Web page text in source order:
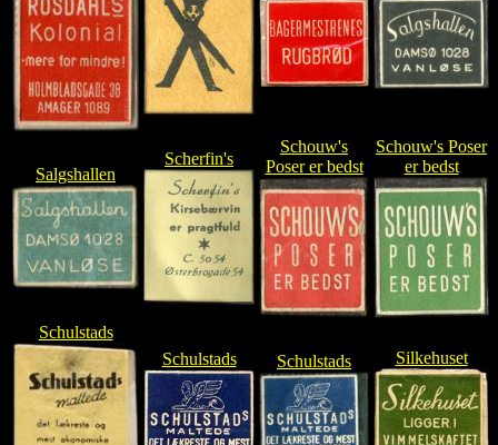
Salgshallen
Scherfin's
Schouw's
Poser er bedst
Schouw's Poser
er bedst
Schulstads
Schulstads
Schulstads Silkehuset